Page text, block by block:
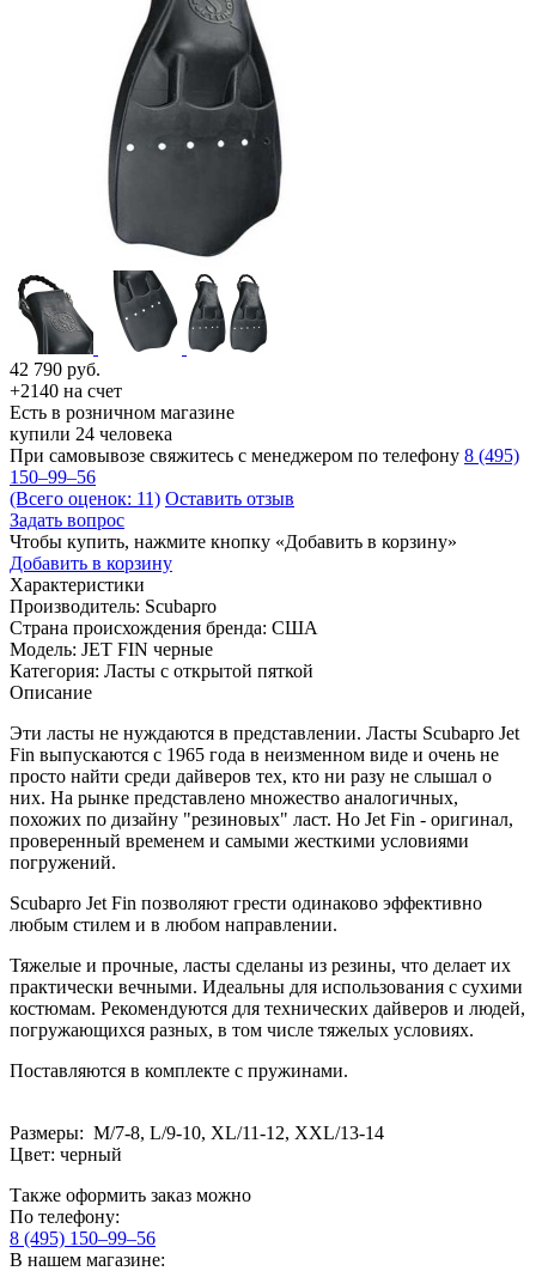
42 790 руб.
+2140 на счет
Есть в розничном магазине
купили 24 человека
При самовывозе свяжитесь с менеджером по телефону 8 (495)
150–99–56
(Всего оценок: 11) Оставить отзыв
Задать вопрос
Чтобы купить, нажмите кнопку «Добавить в корзину»
Добавить в корзину
Характеристики
Производитель: Scubapro
Страна происхождения бренда: США
Модель: JET FIN черные
Категория: Ласты с открытой пяткой
Описание
Эти ласты не нуждаются в представлении. Ласты Scubapro Jet
Fin выпускаются с 1965 года в неизменном виде и очень не
просто найти среди дайверов тех, кто ни разу не слышал о
них. На рынке представлено множество аналогичных,
похожих по дизайну "резиновых" ласт. Но Jet Fin - оригинал,
проверенный временем и самыми жесткими условиями
погружений.
Scubapro Jet Fin позволяют грести одинаково эффективно
любым стилем и в любом направлении.
Тяжелые и прочные, ласты сделаны из резины, что делает их
практически вечными. Идеальны для использования с сухими
костюмам. Рекомендуются для технических дайверов и людей,
погружающихся разных, в том числе тяжелых условиях.
Поставляются в комплекте с пружинами.
Размеры: M/7-8, L/9-10, XL/11-12, XXL/13-14
Цвет: черный
Также оформить заказ можно
По телефону:
8 (495) 150–99–56
В нашем магазине: